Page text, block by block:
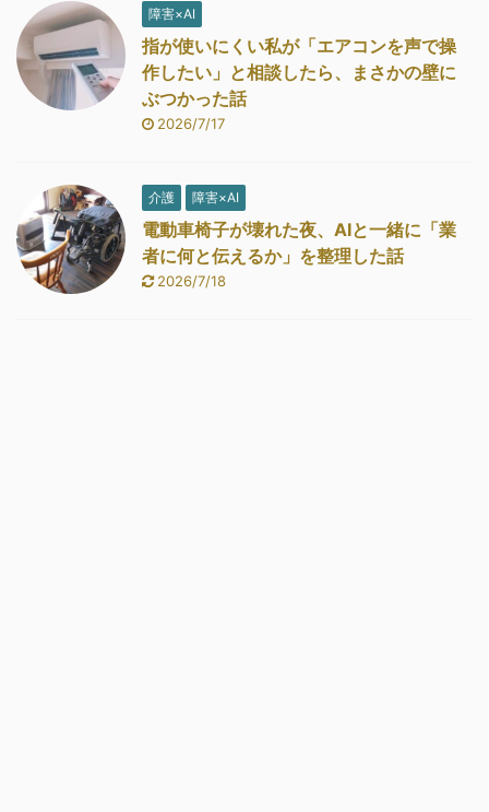
障害×AI
指が使いにくい私が「エアコンを声で操
作したい」と相談したら、まさかの壁に
ぶつかった話
2026/7/17
介護 障害×AI
電動車椅子が壊れた夜、AIと一緒に「業
者に何と伝えるか」を整理した話
2026/7/18